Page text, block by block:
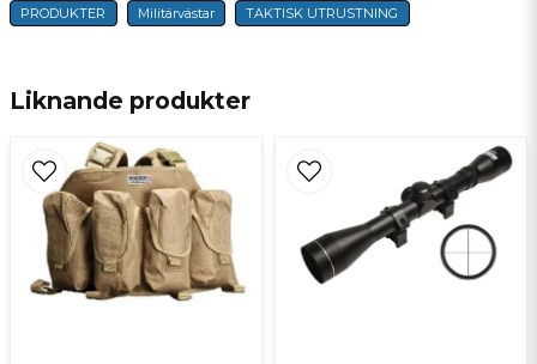
name
Namn
Ja, ni får publicera min fråga
Liknande produkter
PRODUKTER Militärvästar TAKTISK UTRUSTNING